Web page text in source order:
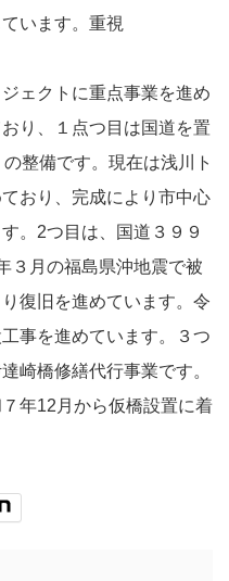
います。重視
ェクトに重点事業を進め
り、１点つ目は国道を置
整備です。現在は浅川ト
おり、完成により市中心
。2つ目は、国道３９９
３月の福島県沖地震で被
復旧を進めています。令
事を進めています。３つ
崎橋修繕代行事業です。
年12月から仮橋設置に着